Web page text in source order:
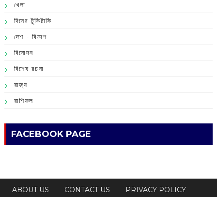
খেলা
দিনের টুকিটাকি
দেশ - বিদেশ
বিনোদন
বিশেষ রচনা
রাজ্য
রাশিফল
FACEBOOK PAGE
ABOUT US CONTACT US PRIVACY POLICY